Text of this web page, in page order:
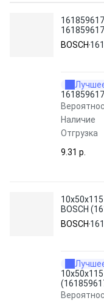
BOSCH
Наличие
Отгрузка
9.31 p.
BOSCH
BOSCH